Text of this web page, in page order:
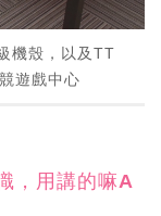
機殼，以及TT
遊戲中心
，用講的嘛A